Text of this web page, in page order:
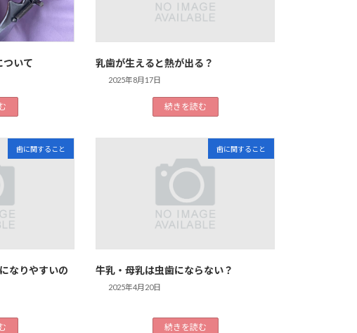
ついて 乳歯が生えると熱が出る？
2025年8月17日
続きを読む
歯に関すること
なりやすいの
歯に関すること
牛乳・母乳は虫歯にならない？
2025年4月20日
続きを読む